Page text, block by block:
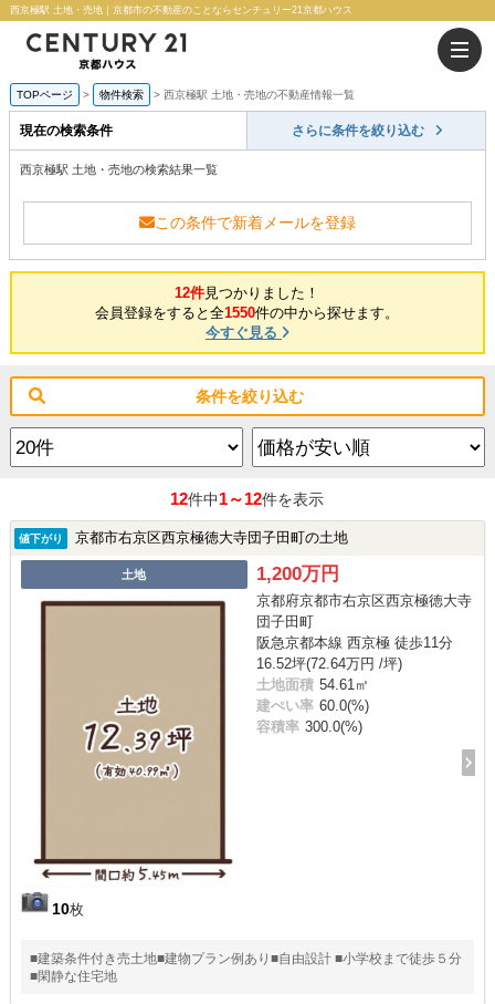
西京極駅 土地・売地｜京都市の不動産のことならセンチュリー21京都ハウス
TOPページ 物件検索 西京極駅 土地・売地の不動産情報一覧
現在の検索条件 さらに条件を絞り込む
西京極駅 土地・売地の検索結果一覧
この条件で新着メールを登録
12件見つかりました！
会員登録をすると全1550件の中から探せます。
今すぐ見る
条件を絞り込む
12件中1～12件を表示
値下がり 京都市右京区西京極徳大寺団子田町の土地
土地
10枚
1,200万円
京都府京都市右京区西京極徳大寺
団子田町
阪急京都本線 西京極 徒歩11分
16.52坪(72.64万円 /坪)
土地面積 54.61㎡
建ぺい率 60.0(%)
容積率 300.0(%)
■建築条件付き売土地■建物プラン例あり■自由設計 ■小学校まで徒歩５分
■閑静な住宅地